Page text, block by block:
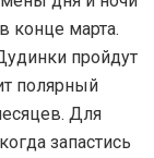
конце марта.
пройдут
полярный
Для
запастись